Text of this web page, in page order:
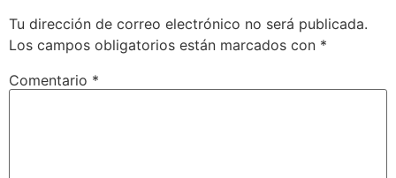
Tu dirección de correo electrónico no será publicada.
Los campos obligatorios están marcados con *
Comentario *